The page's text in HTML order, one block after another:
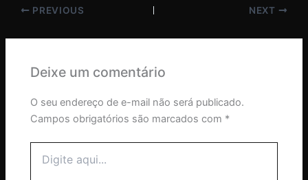
PREVIOUS NEXT
Deixe um comentário
O seu endereço de e-mail não será publicado.
Campos obrigatórios são marcados com *
aqui...